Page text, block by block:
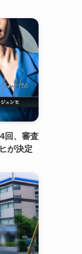
回、審査
が決定